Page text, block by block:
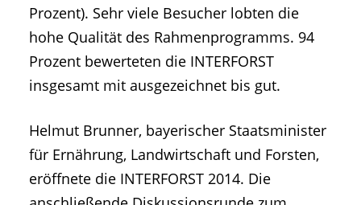
Prozent). Sehr viele Besucher lobten die
hohe Qualität des Rahmenprogramms. 94
Prozent bewerteten die INTERFORST
insgesamt mit ausgezeichnet bis gut.
Helmut Brunner, bayerischer Staatsminister
für Ernährung, Landwirtschaft und Forsten,
eröffnete die INTERFORST 2014. Die